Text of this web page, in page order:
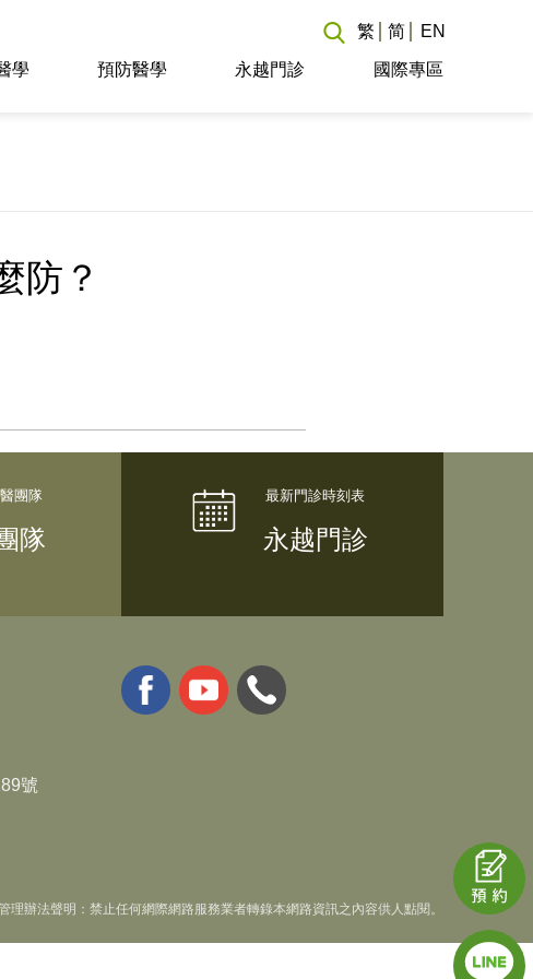
學 預防醫學 永越門診 國際專區
繁 简 EN
防？
隊 永越門診
號
理辦法聲明：禁止任何網際網路服務業者轉錄本網路資訊之內容供人點閱。